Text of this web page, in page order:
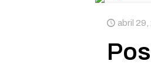
abril 29,